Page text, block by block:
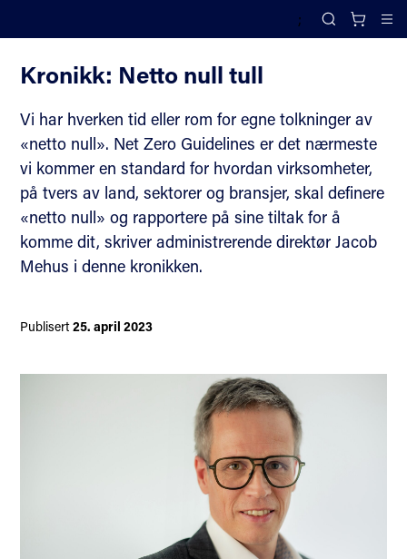
;
Search
Kronikk: Netto null tull
Vi har hverken tid eller rom for egne tolkninger av
«netto null». Net Zero Guidelines er det nærmeste
vi kommer en standard for hvordan virksomheter,
på tvers av land, sektorer og bransjer, skal definere
«netto null» og rapportere på sine tiltak for å
komme dit, skriver administrerende direktør Jacob
Mehus i denne kronikken.
Publisert25. april 2023